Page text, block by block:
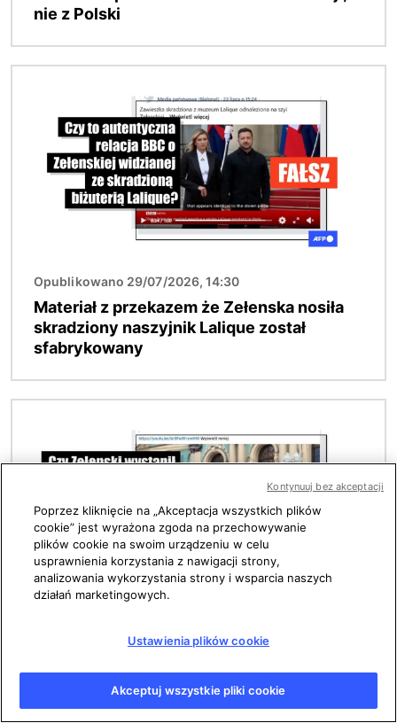
nie z Polski
Opublikowano 29/07/2026, 14:30
Materiał z przekazem że Zełenska nosiła
skradziony naszyjnik Lalique został
sfabrykowany
Zdjęcie z Zełenskim stojącym za szybą
Poprzez kliknięcie na „Akceptacja wszystkich plików
cookie” jest wyrażona zgoda na przechowywanie
plików cookie na swoim urządzeniu w celu
usprawnienia korzystania z nawigacji strony,
analizowania wykorzystania strony i wsparcia naszych
działań marketingowych.
Ustawienia plików cookie
Akceptuj wszystkie pliki cookie
Kontynuuj bez akceptacji